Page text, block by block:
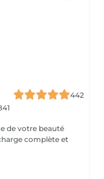
442
complète et